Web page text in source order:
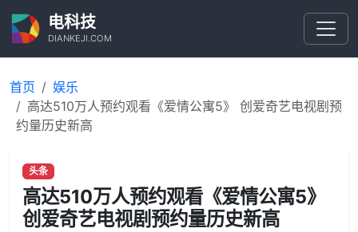
电科技
DIANKEJI.COM
首页
娱乐
高达510万人预约观看《爱情公寓5》 创爱奇艺电视剧预
约量历史新高
头条
高达510万人预约观看《爱情公寓5》
创爱奇艺电视剧预约量历史新高